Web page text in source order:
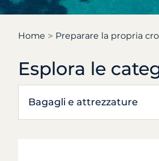
Home Preparare la propria
Esplora le
Bagagli e attrezzature